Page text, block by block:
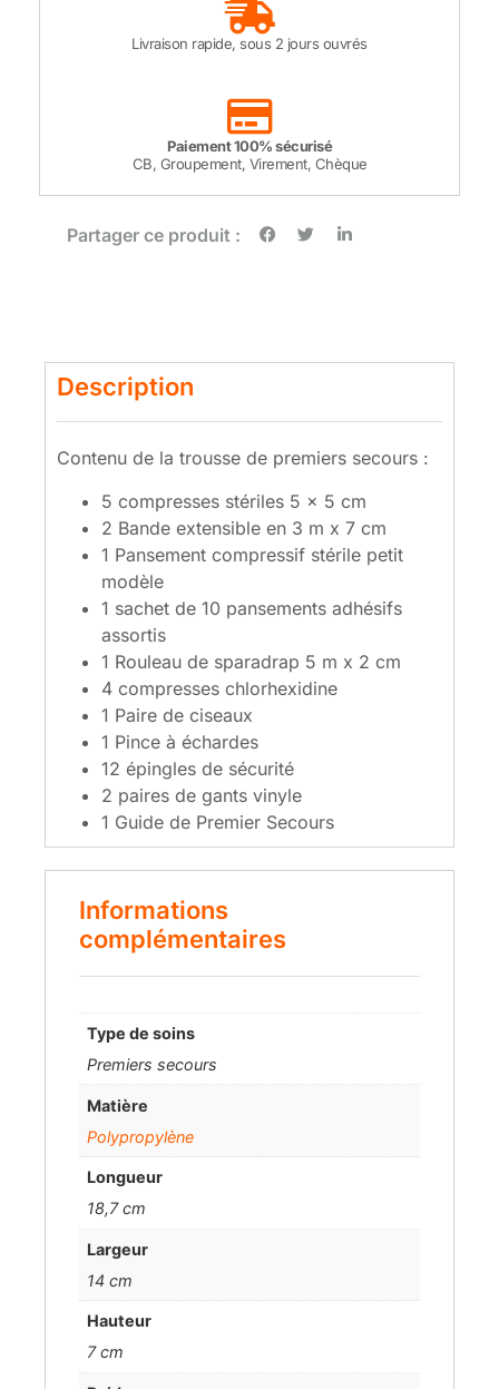
Livraison rapide, sous 2 jours ouvrés
Paiement 100% sécurisé
CB, Groupement, Virement, Chèque
Partager ce produit :
Description
Contenu de la trousse de premiers secours :
5 compresses stériles 5 x 5 cm
2 Bande extensible en 3 m x 7 cm
1 Pansement compressif stérile petit
modèle
1 sachet de 10 pansements adhésifs
assortis
1 Rouleau de sparadrap 5 m x 2 cm
4 compresses chlorhexidine
1 Paire de ciseaux
1 Pince à échardes
12 épingles de sécurité
2 paires de gants vinyle
1 Guide de Premier Secours
Informations
complémentaires
Type de soins
Premiers secours
Matière
Polypropylène
Longueur
18,7 cm
Largeur
14 cm
Hauteur
7 cm